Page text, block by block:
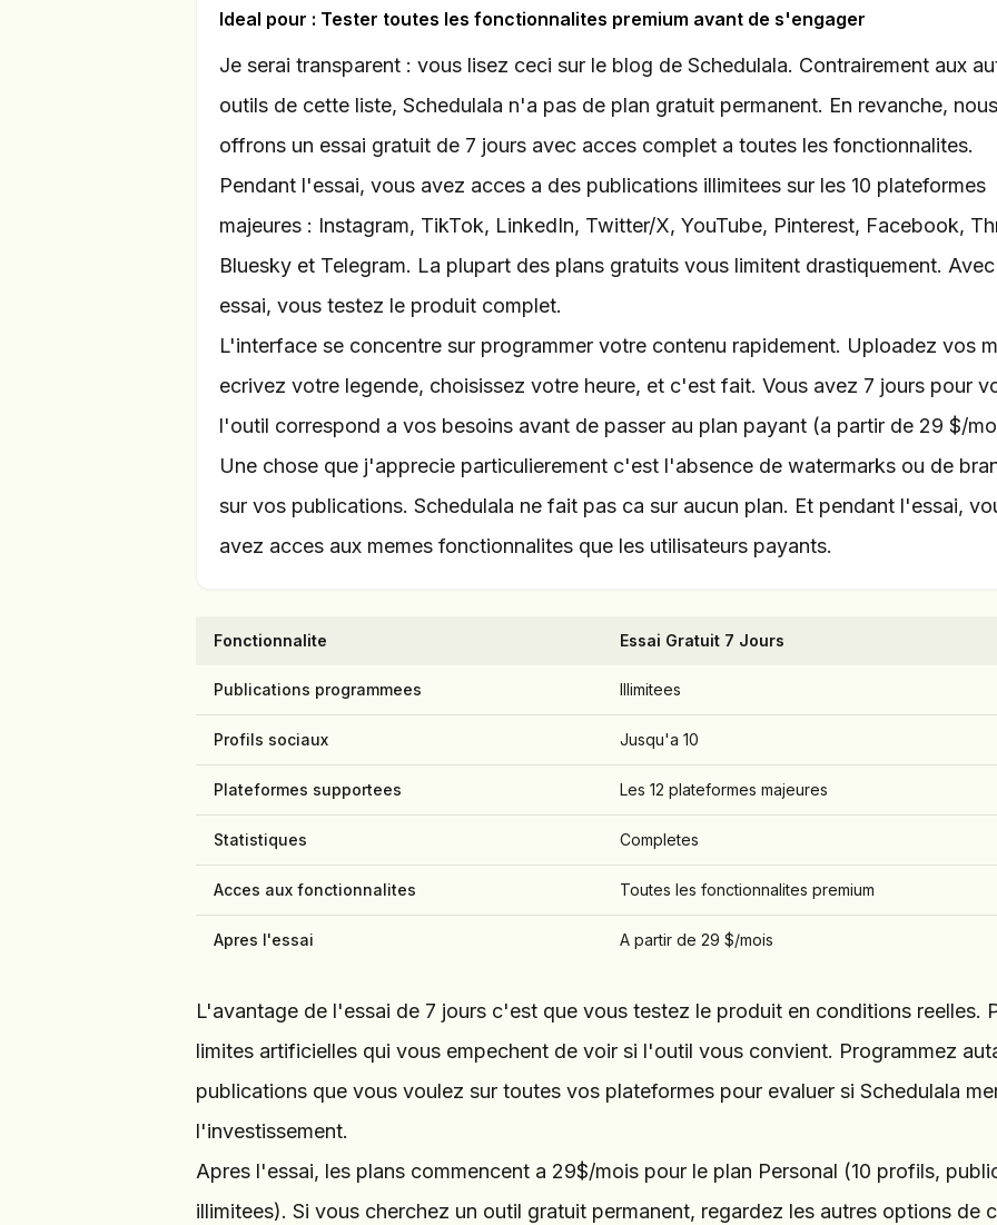
Ideal pour : Tester toutes les fonctionnalites premium avant de s'engager
Je serai transparent : vous lisez ceci sur le blog de Schedulala. Contrairement aux
outils de cette liste, Schedulala n'a pas de plan gratuit permanent. En revanche, nous
offrons un essai gratuit de 7 jours avec acces complet a toutes les fonctionnalites.
Pendant l'essai, vous avez acces a des publications illimitees sur les 10 plateformes
majeures : Instagram, TikTok, LinkedIn, Twitter/X, YouTube, Pinterest, Facebook,
Bluesky et Telegram. La plupart des plans gratuits vous limitent drastiquement.
essai, vous testez le produit complet.
L'interface se concentre sur programmer votre contenu rapidement. Uploadez vos
ecrivez votre legende, choisissez votre heure, et c'est fait. Vous avez 7 jours pour
l'outil correspond a vos besoins avant de passer au plan payant (a partir de 29 $/
Une chose que j'apprecie particulierement c'est l'absence de watermarks ou de
sur vos publications. Schedulala ne fait pas ca sur aucun plan. Et pendant l'essai,
avez acces aux memes fonctionnalites que les utilisateurs payants.
Fonctionnalite Essai Gratuit 7 Jours
Publications programmees Illimitees
Profils sociaux Jusqu'a 10
Plateformes supportees Les 12 plateformes majeures
Statistiques Completes
Acces aux fonctionnalites Toutes les fonctionnalites premium
Apres l'essai A partir de 29 $/mois
L'avantage de l'essai de 7 jours c'est que vous testez le produit en conditions reelles.
limites artificielles qui vous empechent de voir si l'outil vous convient. Programmez
publications que vous voulez sur toutes vos plateformes pour evaluer si Schedulala
l'investissement.
Apres l'essai, les plans commencent a 29$/mois pour le plan Personal (10 profils,
illimitees). Si vous cherchez un outil gratuit permanent, regardez les autres options de